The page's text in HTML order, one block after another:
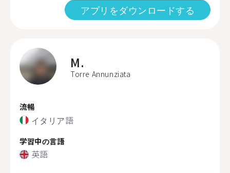
アプリをダウンロードする
M.
Torre Annunziata
流暢
イタリア語
学習中の言語
英語